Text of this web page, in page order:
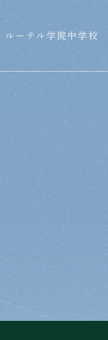
ルーテル学院中学校